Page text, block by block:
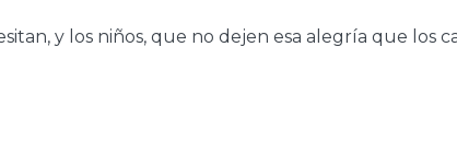
y los niños, que no dejen esa alegría que los